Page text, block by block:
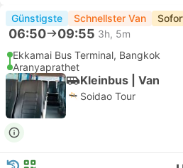
Günstigste Schnellster Van
06:50 09:55 3h, 5m
Ekkamai Bus Terminal, Bangkok
Aranyaprathet
Kleinbus | Van
Soidao Tour